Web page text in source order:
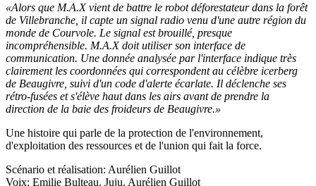
«Alors que M.A.X vient de battre le robot déforestateur dans la forêt
de Villebranche, il capte un signal radio venu d'une autre région du
monde de Courvole. Le signal est brouillé, presque
incompréhensible. M.A.X doit utiliser son interface de
communication. Une donnée analysée par l'interface indique très
clairement les coordonnées qui correspondent au célèbre icerberg
de Beaugivre, suivi d'un code d'alerte écarlate. Il déclenche ses
rétro-fusées et s'élève haut dans les airs avant de prendre la
direction de la baie des froideurs de Beaugivre.»
Une histoire qui parle de la protection de l'environnement,
d'exploitation des ressources et de l'union qui fait la force.
Scénario et réalisation: Aurélien Guillot
Voix: Emilie Bulteau, Juju, Aurélien Guillot